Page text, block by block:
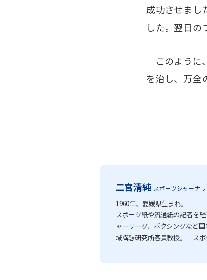
成功させまし
した。翌日の
このように
を治し、万全
二宮清純 スポーツジャーナリ
1960年、愛媛県生まれ。
スポーツ紙や流通紙の記者を
ャーリーグ、ボクシングなど
域構想研究所客員教授。「ス